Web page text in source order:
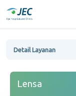
Detail Layanan
Lensa